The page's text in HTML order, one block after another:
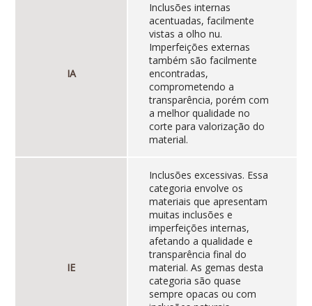
IA
Inclusões internas
acentuadas, facilmente
vistas a olho nu.
Imperfeições externas
também são facilmente
encontradas,
comprometendo a
transparência, porém com
a melhor qualidade no
corte para valorização do
material.
IE
Inclusões excessivas. Essa
categoria envolve os
materiais que apresentam
muitas inclusões e
imperfeições internas,
afetando a qualidade e
transparência final do
material. As gemas desta
categoria são quase
sempre opacas ou com